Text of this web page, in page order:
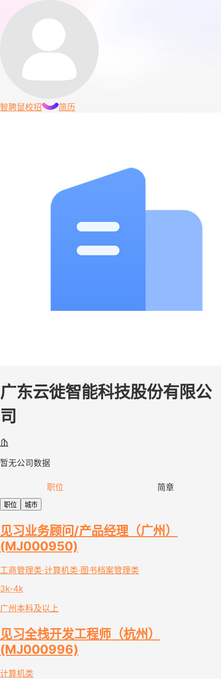
智聘鼠校招 简历
广东云徙智能科技股份有限公
司
暂无公司数据
职位 简章
职位 城市
见习业务顾问/产品经理（广州）
(MJ000950)
工商管理类·计算机类·图书档案管理类
3k-4k
广州 本科及以上
见习全栈开发工程师（杭州）
(MJ000996)
计算机类